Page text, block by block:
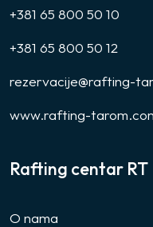
+381 65 800 50 10
+381 65 800 50 12
rezervacije@rafting-
www.rafting-
Rafting centar RT
O nama